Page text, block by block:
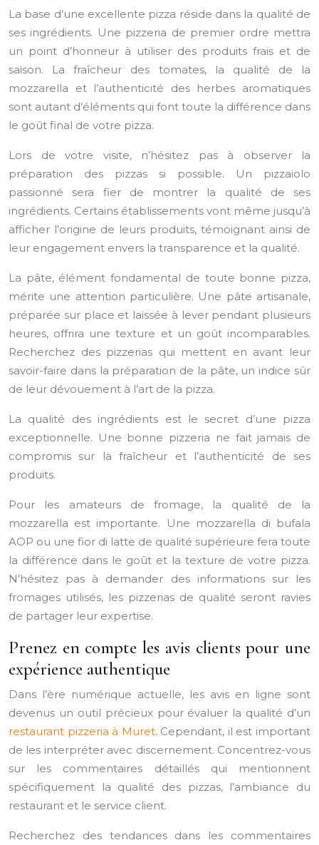
La base d’une excellente pizza réside dans la qualité de
ses ingrédients. Une pizzeria de premier ordre mettra
un point d’honneur à utiliser des produits frais et de
saison. La fraîcheur des tomates, la qualité de la
mozzarella et l’authenticité des herbes aromatiques
sont autant d’éléments qui font toute la différence dans
le goût final de votre pizza.
Lors de votre visite, n’hésitez pas à observer la
préparation des pizzas si possible. Un pizzaiolo
passionné sera fier de montrer la qualité de ses
ingrédients. Certains établissements vont même jusqu’à
afficher l’origine de leurs produits, témoignant ainsi de
leur engagement envers la transparence et la qualité.
La pâte, élément fondamental de toute bonne pizza,
mérite une attention particulière. Une pâte artisanale,
préparée sur place et laissée à lever pendant plusieurs
heures, offrira une texture et un goût incomparables.
Recherchez des pizzerias qui mettent en avant leur
savoir-faire dans la préparation de la pâte, un indice sûr
de leur dévouement à l’art de la pizza.
La qualité des ingrédients est le secret d’une pizza
exceptionnelle. Une bonne pizzeria ne fait jamais de
compromis sur la fraîcheur et l’authenticité de ses
produits.
Pour les amateurs de fromage, la qualité de la
mozzarella est importante. Une mozzarella di bufala
AOP ou une fior di latte de qualité supérieure fera toute
la différence dans le goût et la texture de votre pizza.
N’hésitez pas à demander des informations sur les
fromages utilisés, les pizzerias de qualité seront ravies
de partager leur expertise.
Prenez en compte les avis clients pour une
expérience authentique
Dans l’ère numérique actuelle, les avis en ligne sont
devenus un outil précieux pour évaluer la qualité d’un
restaurant pizzeria à Muret. Cependant, il est important
de les interpréter avec discernement. Concentrez-vous
sur les commentaires détaillés qui mentionnent
spécifiquement la qualité des pizzas, l’ambiance du
restaurant et le service client.
Recherchez des tendances dans les commentaires